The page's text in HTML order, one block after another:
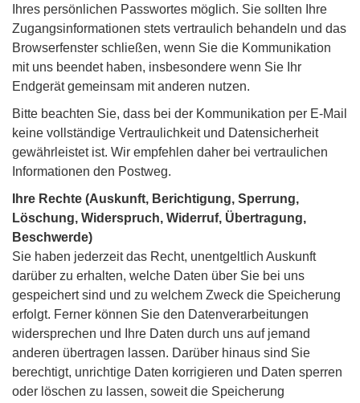
Ihres persönlichen Passwortes möglich. Sie sollten Ihre
Zugangsinformationen stets vertraulich behandeln und das
Browserfenster schließen, wenn Sie die Kommunikation
mit uns beendet haben, insbesondere wenn Sie Ihr
Endgerät gemeinsam mit anderen nutzen.
Bitte beachten Sie, dass bei der Kommunikation per E-Mail
keine vollständige Vertraulichkeit und Datensicherheit
gewährleistet ist. Wir empfehlen daher bei vertraulichen
Informationen den Postweg.
Ihre Rechte (Auskunft, Berichtigung, Sperrung,
Löschung, Widerspruch, Widerruf, Übertragung,
Beschwerde)
Sie haben jederzeit das Recht, unentgeltlich Auskunft
darüber zu erhalten, welche Daten über Sie bei uns
gespeichert sind und zu welchem Zweck die Speicherung
erfolgt. Ferner können Sie den Datenverarbeitungen
widersprechen und Ihre Daten durch uns auf jemand
anderen übertragen lassen. Darüber hinaus sind Sie
berechtigt, unrichtige Daten korrigieren und Daten sperren
oder löschen zu lassen, soweit die Speicherung